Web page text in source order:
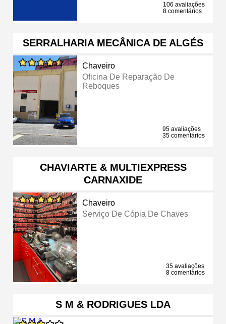
106 avaliações
8 comentários
SERRALHARIA MECÂNICA DE ALGÉS
Chaveiro
Oficina De Reparação De
Reboques
95 avaliações
35 comentários
CHAVIARTE & MULTIEXPRESS
CARNAXIDE
Chaveiro
Serviço De Cópia De Chaves
35 avaliações
8 comentários
S M & RODRIGUES LDA